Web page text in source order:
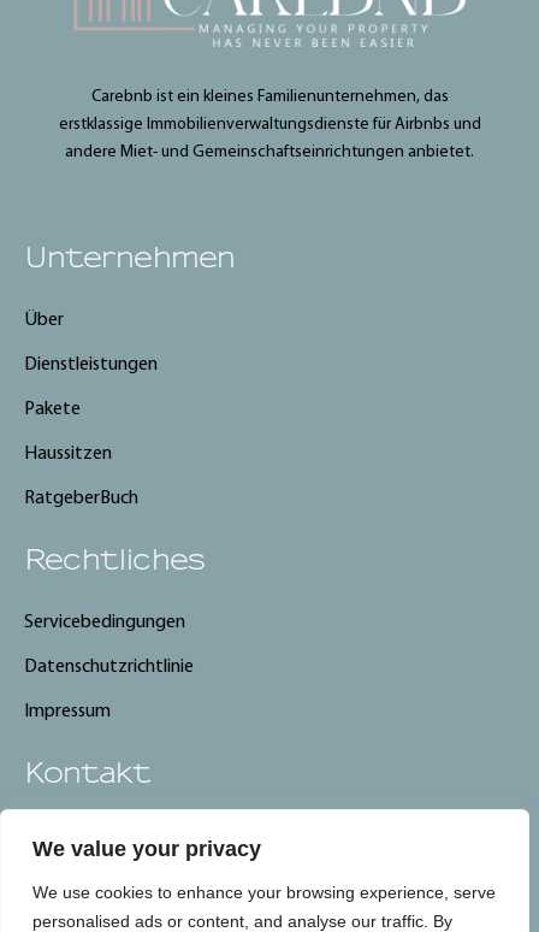
We value your privacy
We use cookies to enhance your browsing experience, serve
personalised ads or content, and analyse our traffic. By
Carebnb ist ein kleines Familienunternehmen, das
erstklassige Immobilienverwaltungsdienste für Airbnbs und
andere Miet- und Gemeinschaftseinrichtungen anbietet.
Unternehmen
Über
Dienstleistungen
Pakete
Haussitzen
RatgeberBuch
Rechtliches
Servicebedingungen
Datenschutzrichtlinie
Impressum
Kontakt